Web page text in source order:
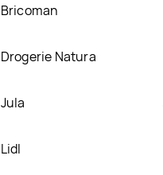
Bricoman
Drogerie Natura
Jula
Lidl